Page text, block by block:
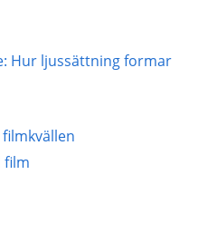
Hur ljussättning formar
film